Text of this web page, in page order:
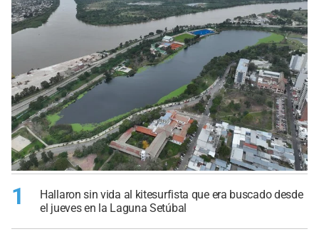
1
Hallaron sin vida al kitesurfista que era buscado desde
el jueves en la Laguna Setúbal